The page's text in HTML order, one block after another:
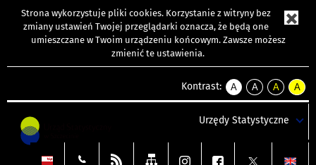
Strona wykorzystuje pliki cookies. Korzystanie z witryny bez
zmiany ustawień Twojej przeglądarki oznacza, że będą one
umieszczane w Twoim urządzeniu końcowym. Zawsze możesz
zmienić te ustawienia.
Kontrast:
A
kontrast
A
kontrast
tekst
czarnym
A
kontrast
tekst
czarnym
A
tekst
żółtym
Urzędy Statystyczne